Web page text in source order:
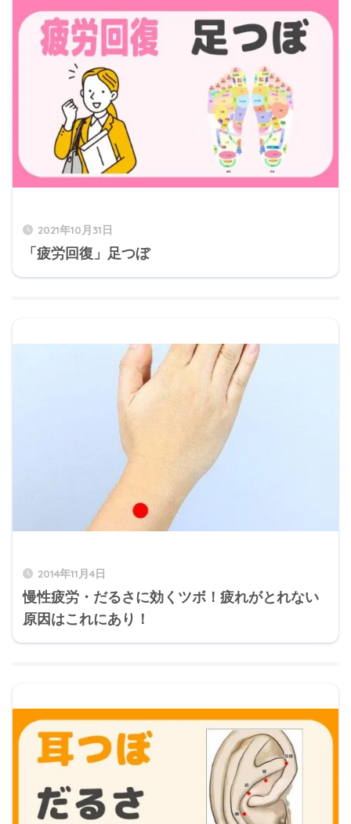
2021年10月31日
「疲労回復」足つぼ
2014年11月4日
慢性疲労・だるさに効くツボ！疲れがとれない
原因はこれにあり！